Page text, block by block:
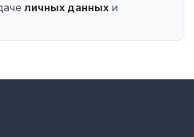
личных данных и